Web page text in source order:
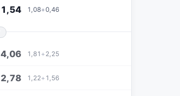
1,54 1,08+0,46
4,06 1,81+2,25
2,78 1,22+1,56